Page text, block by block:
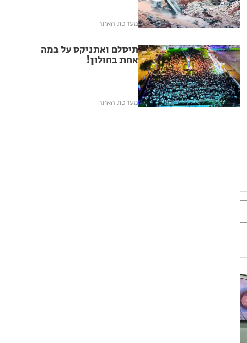
מערכת האתר
תיסלם ואתניקס על במה
אחת בחולון!
מערכת האתר